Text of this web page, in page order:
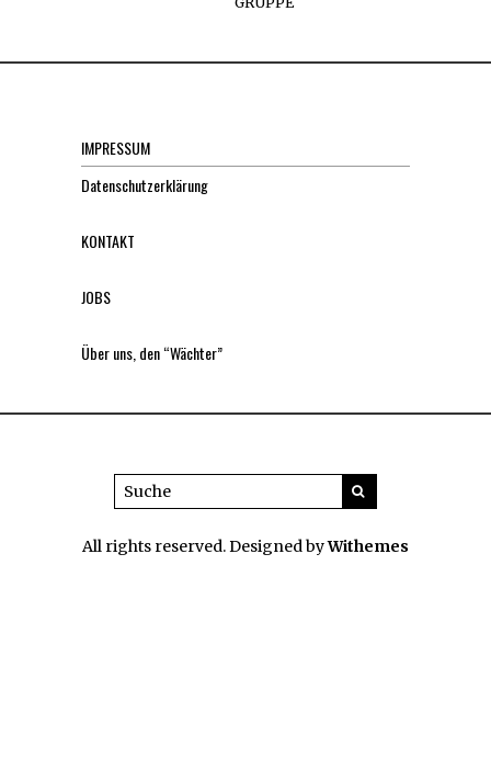
IMPRESSUM
Datenschutzerklärung
KONTAKT
JOBS
Über uns, den “Wächter”
All rights reserved. Designed byWithemes